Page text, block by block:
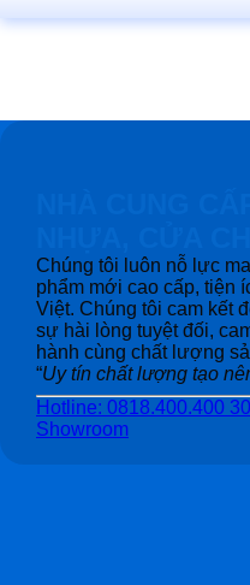
Chúng tôi luôn nỗ lực
phẩm mới cao cấp, tiện
Việt. Chúng tôi cam kết
sự hài lòng tuyệt đối,
hành cùng chất lượng
“Uy tín chất lượng tạo
Hotline: 0818.400.400
Showroom